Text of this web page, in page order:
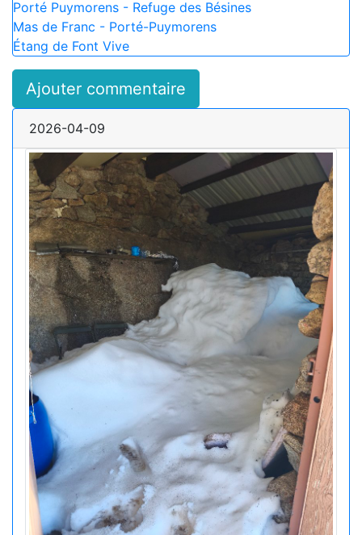
Porté Puymorens - Refuge des Bésines
Mas de Franc - Porté-Puymorens
Étang de Font Vive
Ajouter commentaire
2026-04-09